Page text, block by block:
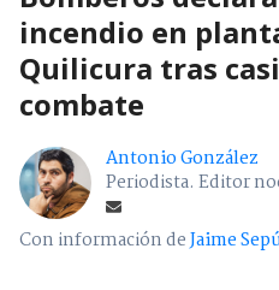
incendio en
Quilicura tras
combate
Antonio González
Periodista. Editor
Con información deJaime